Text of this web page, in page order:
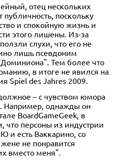
отец нескольких
поскольку
и спокойную жизнь и
этого лишены. Из-за
слухи, что его не
лишь псевдоним
Тем более что
в итоге не явился на
Spiel des Jahres 2009.
– с чувством юмора
Например, однажды он
BoardGameGeek, в
что персоны из индустрии
и есть Ваккарино, со
не понравится
вместо меня".